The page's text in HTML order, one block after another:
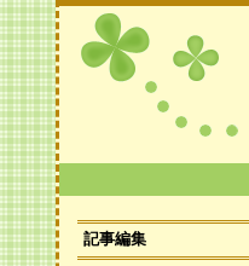
記事編集